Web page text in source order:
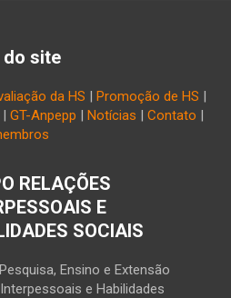
do site
da HS | Promoção de HS |
| GT-Anpepp | Notícias | Contato |
RELAÇÕES
E
SOCIAIS
Ensino e Extensão
e Habilidades